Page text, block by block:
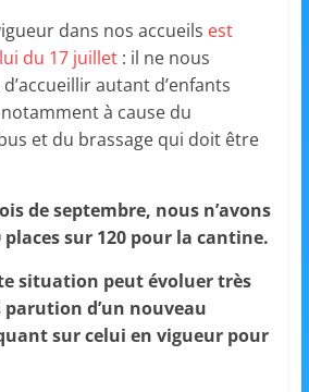
i
s
r
é
u
c
a
dans nos accueils est
du 17 juillet : il ne nous
autant d’enfants
à cause du
et du brassage qui doit être
de septembre, nous n’avons
sur 120 pour la cantine.
situation peut évoluer très
d’un nouveau
sur celui en vigueur pour